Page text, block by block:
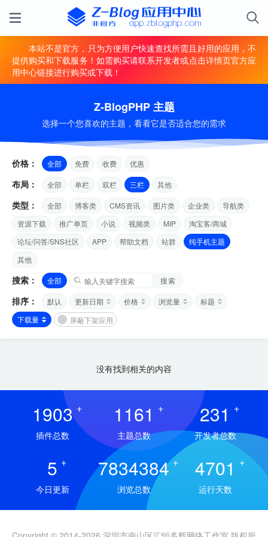
本站不是官方，只为方便用户快速查找所需且好用的应用，不
提供购买和下载服务！如需购买请联系开发者或点击详情页官方应
用中心链接进行购买或下载！
Z-BlogPHP 主题
选择一个您喜欢的主题，看看它是否适合您的需求
价格： 全部 免费 收费 优惠
布局： 全部 单栏 双栏 三栏 其他
类型： 全部 博客类 CMS资讯 图片类 企业类
导航类
资源下载
推广单页 小说 视频类 MIP
淘宝客/商城
论坛/问答/SNS社区
APP 帮助文档 站群
纯手机主题
其他
搜索： 全部 搜索
排序： 默认 更新日期 价格 浏览量
标题
下载量
屏蔽下架应用
没有找到相关的内容
1903 +
插件总数
1161 +
主题总数
231 +
开发者总数
5 +
今日更新
7834384 +
浏览总数
4701 +
运行天数